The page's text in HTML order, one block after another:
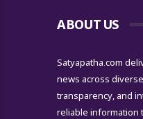
ABOUT US
Satyapatha.com
news across
transparency, and
reliable information